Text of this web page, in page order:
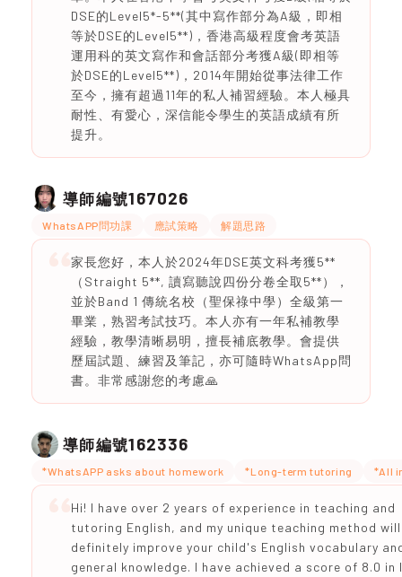
DSE的Level5*-5**(其中寫作部分為A級，即相
等於DSE的Level5**)，香港高級程度會考英語
運用科的英文寫作和會話部分考獲A級(即相等
於DSE的Level5**)，2014年開始從事法律工作
至今，擁有超過11年的私人補習經驗。本人極具
耐性、有愛心，深信能令學生的英語成績有所
提升。
導師編號167026
WhatsAPP問功課 應試策略 解題思路
家長您好，本人於2024年DSE英文科考獲5**
（Straight 5**, 讀寫聽說四份分卷全取5**），
並於Band 1 傳統名校（聖保祿中學）全級第一
畢業，熟習考試技巧。本人亦有一年私補教學
經驗，教學清晰易明，擅長補底教學。會提供
歷屆試題、練習及筆記，亦可隨時WhatsApp問
書。非常感謝您的考慮🙏
導師編號162336
*WhatsAPP asks about homework *Long-term tutoring *All
Hi! I have over 2 years of experience in teaching and
tutoring English, and my unique teaching method will
definitely improve your child's English vocabulary
general knowledge. I have achieved a score of 8.0 in